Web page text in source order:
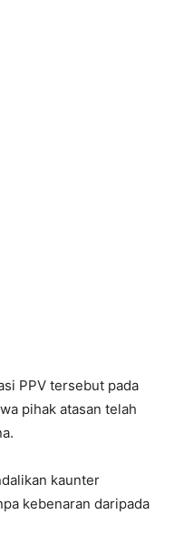
PPV tersebut pada
pihak atasan telah
kaunter
kebenaran daripada